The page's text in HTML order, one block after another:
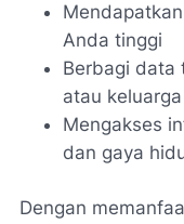
Anda tinggi
Berbagi data
atau keluarga
Mengakses
dan gaya
Dengan